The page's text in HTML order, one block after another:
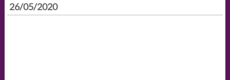
26/05/2020